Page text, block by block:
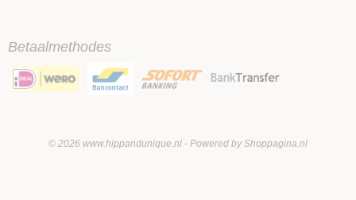
Betaalmethodes
© 2026 www.hippandunique.nl - Powered by Shoppagina.nl